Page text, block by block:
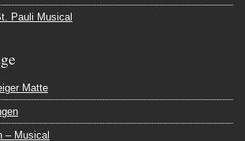
Pauli Musical
Matte
– Musical